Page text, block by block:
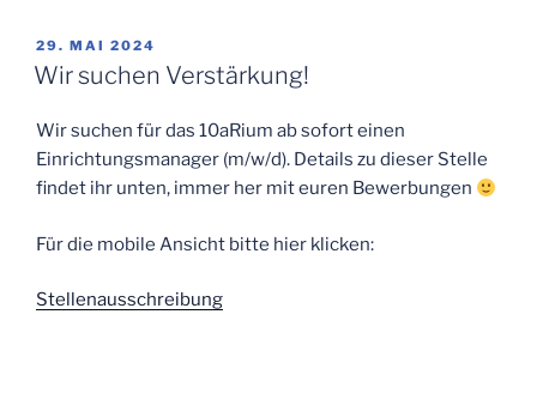
VERÖFFENTLICHT
AM
29. MAI 2024
Wir suchen Verstärkung!
Wir suchen für das 10aRium ab sofort einen
Einrichtungsmanager (m/w/d). Details zu dieser Stelle
findet ihr unten, immer her mit euren Bewerbungen
Für die mobile Ansicht bitte hier klicken:
Stellenausschreibung